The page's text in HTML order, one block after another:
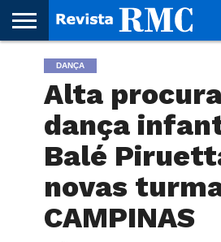
HOME
REVISTA
PROJETO
RMC – 20
ARTE &
NOTÍCIAS
EDIÇÕES
PARCEIROS
FAÇA
SEU
SITE!
FALEDANÇA
Alta
dança
Balé
novas
CAMPINAS